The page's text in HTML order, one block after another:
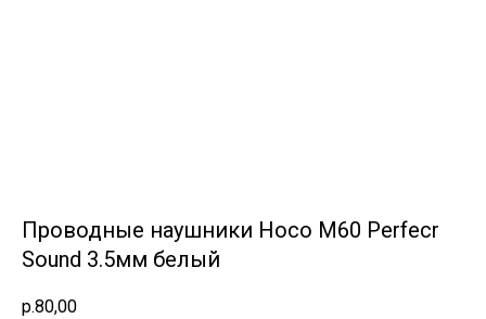
Проводные наушники Hoco M60 Perfecr
Sound 3.5мм белый
р.80,00